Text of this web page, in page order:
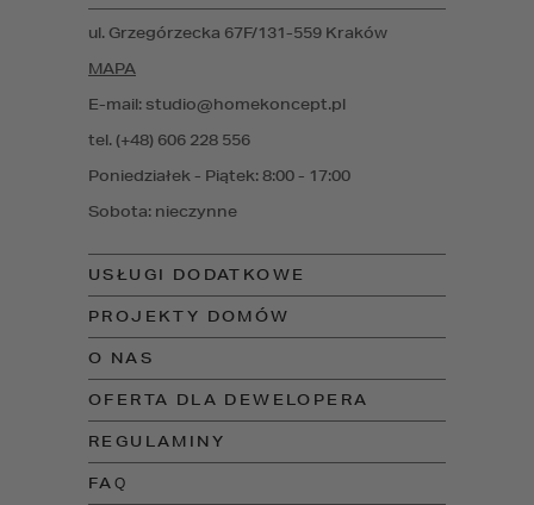
USŁUGI DODATKOWE
PROJEKTY DOMÓW
O NAS
OFERTA DLA DEWELOPERA
REGULAMINY
FAQ
Poniedziałek - Piątek: 8:00 - 17:00
Sobota: nieczynne
E-mail: studio@homekoncept.pl
tel. (+48) 606 228 556
ul. Grzegórzecka 67F/131-559 Kraków
MAPA